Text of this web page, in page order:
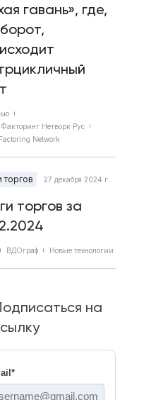
гавань», где,
Факторинг Нетворк Рус
Network
торгов 27 декабря 2024 г.
торгов за
ВДОграф Новые технологии
на
*